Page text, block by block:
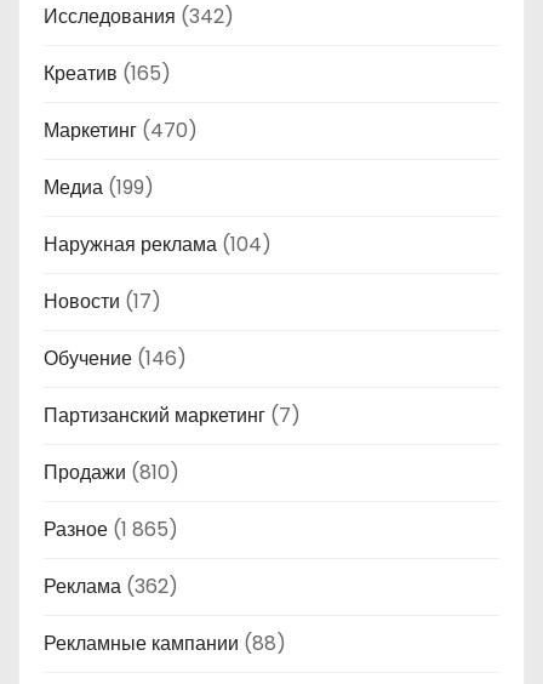
Исследования (342)
Креатив (165)
Маркетинг (470)
Медиа (199)
Наружная реклама (104)
Новости (17)
Обучение (146)
Партизанский маркетинг (7)
Продажи (810)
Разное (1 865)
Реклама (362)
Рекламные кампании (88)